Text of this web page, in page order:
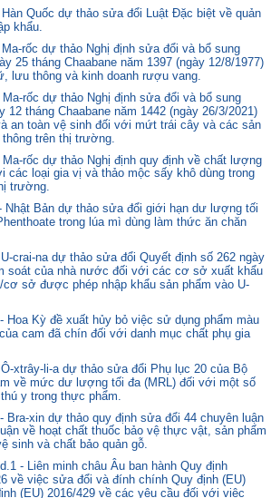
Quốc dự thảo sửa đổi Luật Đặc biệt về quản
khẩu.
rốc dự thảo Nghị định sửa đổi và bổ sung
25 tháng Chaabane năm 1397 (ngày 12/8/1977)
lưu thông và kinh doanh rượu vang.
rốc dự thảo Nghị định sửa đổi và bổ sung
12 tháng Chaabane năm 1442 (ngày 26/3/2021)
an toàn vệ sinh đối với mứt trái cây và các sản
trên thị trường.
rốc dự thảo Nghị định quy định về chất lượng
các loại gia vị và thảo mộc sấy khô dùng trong
trường.
Nhật Bản dự thảo sửa đổi giới hạn dư lượng tối
trong lúa mì dùng làm thức ăn chăn
crai-na dự thảo sửa đổi Quyết định số 262 ngày
soát của nhà nước đối với các cơ sở xuất khẩu
sở được phép nhập khẩu sản phẩm vào U-
Hoa Kỳ đề xuất hủy bỏ việc sử dụng phẩm màu
cam đã chín đối với danh mục chất phụ gia
xtrây-li-a dự thảo sửa đổi Phụ lục 20 của Bộ
về mức dư lượng tối đa (MRL) đối với một số
y trong thực phẩm.
Bra-xin dự thảo quy định sửa đổi 44 chuyên luận
về hoạt chất thuốc bảo vệ thực vật, sản phẩm
sinh và chất bảo quản gỗ.
- Liên minh châu Âu ban hành Quy định
về việc sửa đổi và đính chính Quy định (EU)
(EU) 2016/429 về các yêu cầu đối với việc